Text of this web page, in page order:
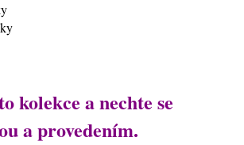
kolekce a nechte se
a provedením.